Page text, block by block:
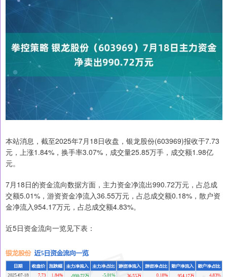
本站消息，截至2025年7月18日收盘，银龙股份(603969)报收于7.73
元，上涨1.84%，换手率3.07%，成交量25.85万手，成交额1.98亿
元。
7月18日的资金流向数据方面，主力资金净流出990.72万元，占总成
交额5.01%，游资资金净流入36.55万元，占总成交额0.18%，散户资
金净流入954.17万元，占总成交额4.83%。
近5日资金流向一览见下表：